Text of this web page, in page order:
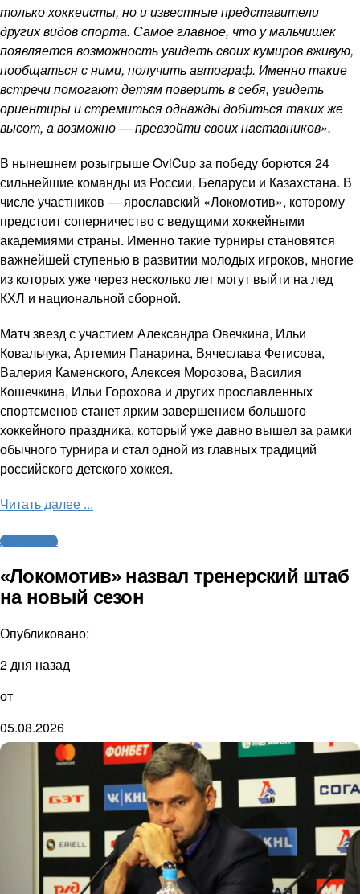
только хоккеисты, но и известные представители
других видов спорта. Самое главное, что у мальчишек
появляется возможность увидеть своих кумиров вживую,
пообщаться с ними, получить автограф. Именно такие
встречи помогают детям поверить в себя, увидеть
ориентиры и стремиться однажды добиться таких же
высот, а возможно — превзойти своих наставников».
В нынешнем розыгрыше OviCup за победу борются 24
сильнейшие команды из России, Беларуси и Казахстана. В
числе участников — ярославский «Локомотив», которому
предстоит соперничество с ведущими хоккейными
академиями страны. Именно такие турниры становятся
важнейшей ступенью в развитии молодых игроков, многие
из которых уже через несколько лет могут выйти на лед
КХЛ и национальной сборной.
Матч звезд с участием Александра Овечкина, Ильи
Ковальчука, Артемия Панарина, Вячеслава Фетисова,
Валерия Каменского, Алексея Морозова, Василия
Кошечкина, Ильи Горохова и других прославленных
спортсменов станет ярким завершением большого
хоккейного праздника, который уже давно вышел за рамки
обычного турнира и стал одной из главных традиций
российского детского хоккея.
Читать далее ...
Другие виды
«Локомотив» назвал тренерский штаб
на новый сезон
Опубликовано:
2 дня назад
от
05.08.2026